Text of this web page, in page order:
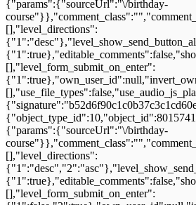
{"params":{"sourceUrl":"\/birthday-
[],"level_directions":
[],"level_form_submit_on_enter":
{"params":{"sourceUrl":"\/birthday-
[],"level_directions":
[],"level_form_submit_on_enter":